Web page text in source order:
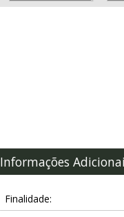
Informações
Finalidade: